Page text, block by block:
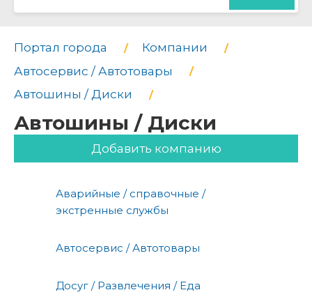
Портал города
Компании
Автосервис / Автотовары
Автошины / Диски
Автошины / Диски
Добавить компанию
Аварийные / справочные /
экстренные службы
Автосервис / Автотовары
Досуг / Развлечения / Еда